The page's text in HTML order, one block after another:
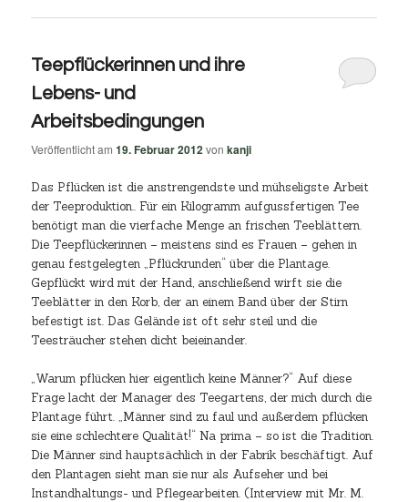
Teepflückerinnen und ihre
Lebens- und
Arbeitsbedingungen
Veröffentlicht am19. Februar 2012vonkanji
Das Pflücken ist die anstrengendste und mühseligste Arbeit
der Teeproduktion.. Für ein Kilogramm aufgussfertigen Tee
benötigt man die vierfache Menge an frischen Teeblättern.
Die Teepflückerinnen – meistens sind es Frauen – gehen in
genau festgelegten „Pflückrunden“ über die Plantage.
Gepflückt wird mit der Hand, anschließend wirft sie die
Teeblätter in den Korb, der an einem Band über der Stirn
befestigt ist. Das Gelände ist oft sehr steil und die
Teesträucher stehen dicht beieinander.
„Warum pflücken hier eigentlich keine Männer?“ Auf diese
Frage lacht der Manager des Teegartens, der mich durch die
Plantage führt. „Männer sind zu faul und außerdem pflücken
sie eine schlechtere Qualität!“ Na prima – so ist die Tradition.
Die Männer sind hauptsächlich in der Fabrik beschäftigt. Auf
den Plantagen sieht man sie nur als Aufseher und bei
Instandhaltungs- und Pflegearbeiten. (Interview mit Mr. M.